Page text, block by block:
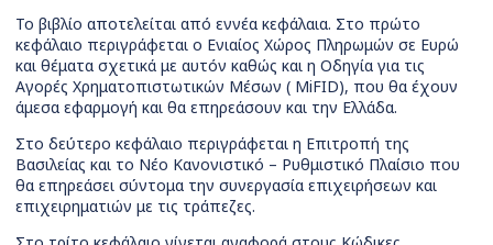
Το βιβλίο αποτελείται από εννέα κεφάλαια. Στο πρώτο
κεφάλαιο περιγράφεται ο Ενιαίος Χώρος Πληρωμών σε Ευρώ
και θέματα σχετικά με αυτόν καθώς και η Οδηγία για τις
Αγορές Χρηματοπιστωτικών Μέσων ( MiFID), που θα έχουν
άμεσα εφαρμογή και θα επηρεάσουν και την Ελλάδα.
Στο δεύτερο κεφάλαιο περιγράφεται η Επιτροπή της
Βασιλείας και το Νέο Κανονιστικό – Ρυθμιστικό Πλαίσιο που
θα επηρεάσει σύντομα την συνεργασία επιχειρήσεων και
επιχειρηματιών με τις τράπεζες.